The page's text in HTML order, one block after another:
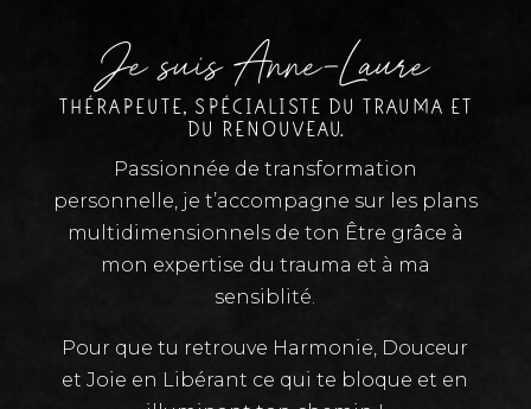
Je suis Anne-Laure
THÉRAPEUTE, SPÉCIALISTE DU TRAUMA ET
DU RENOUVEAU.
Passionnée de transformation
personnelle, je t’accompagne sur les plans
multidimensionnels de ton Être grâce à
mon expertise du trauma et à ma
sensiblité.
Pour que tu retrouve Harmonie, Douceur
et Joie en Libérant ce qui te bloque et en